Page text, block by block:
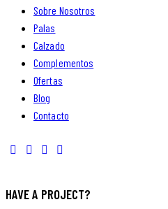
Sobre Nosotros
Palas
Calzado
Complementos
Ofertas
Blog
Contacto
HAVE A PROJECT?